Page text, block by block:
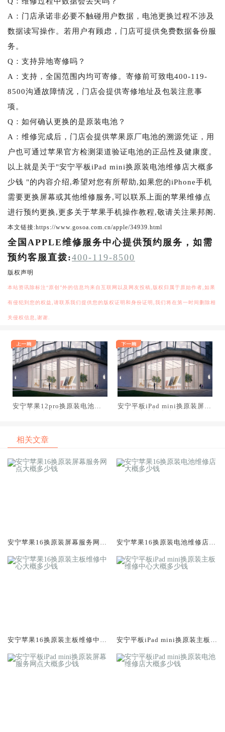
A：门店承诺非必要不触碰用户数据，电池更换过程不涉及
数据读写操作。若用户有顾虑，门店可提供免费数据备份服
务。
Q：支持异地寄修吗？
A：支持，全国范围内均可寄修。寄修前可致电400-119-
8500沟通故障情况，门店会提供寄修地址及包装注意事
项。
Q：如何确认更换的是原装电池？
A：维修完成后，门店会提供苹果原厂电池的溯源凭证，用
户也可通过苹果官方检测渠道验证电池的正品性及健康度。
以上就是关于"安宁平板iPad mini换原装电池维修店大概多
少钱 "的内容介绍,希望对您有所帮助,如果您的iPhone手机
需要更换屏幕或其他维修服务,可以联系上面的苹果维修点
进行预约更换,更多关于苹果手机操作教程,敬请关注果邦阁.
本文链接:https://www.gosoa.com.cn/apple/34939.html
全国APPLE维修服务中心提供预约服务，如需
预约客服直拨:400-119-8500
版权声明
本站资讯除标注“原创”外的信息均来自互联网以及网友投稿,版权归属于原始作者,如果
有侵犯到您的权益,请联系我们提供您的版权证明和身份证明,我们将在第一时间删除相
关侵权信息,谢谢.
安宁苹果12pro换原装电池维
安宁平板iPad mini换原装屏幕
相关文章
安宁苹果16换原装屏幕服务网点
安宁苹果16换原装电池维修店大
安宁苹果16换原装主板维修中心
安宁平板iPad mini换原装主板维